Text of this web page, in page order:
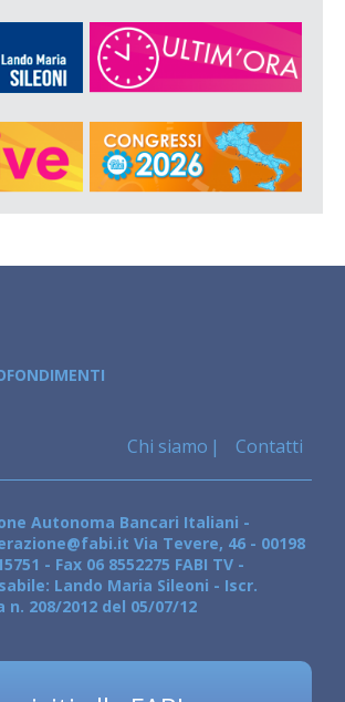
Chi siamo Contatti
Autonoma Bancari Italiani -
Via Tevere, 46 - 00198
- Fax 06 8552275 FABI TV -
Lando Maria Sileoni - Iscr.
n. 208/2012 del 05/07/12